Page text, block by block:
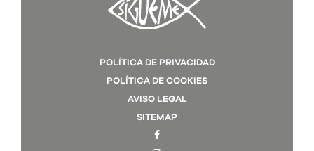
POLÍTICA DE PRIVACIDAD
POLÍTICA DE COOKIES
AVISO LEGAL
SITEMAP